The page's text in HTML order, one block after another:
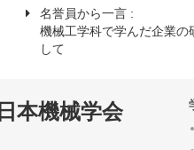
名誉員から一言 :
機械工学科で学んだ企業の
して
日本機械学会